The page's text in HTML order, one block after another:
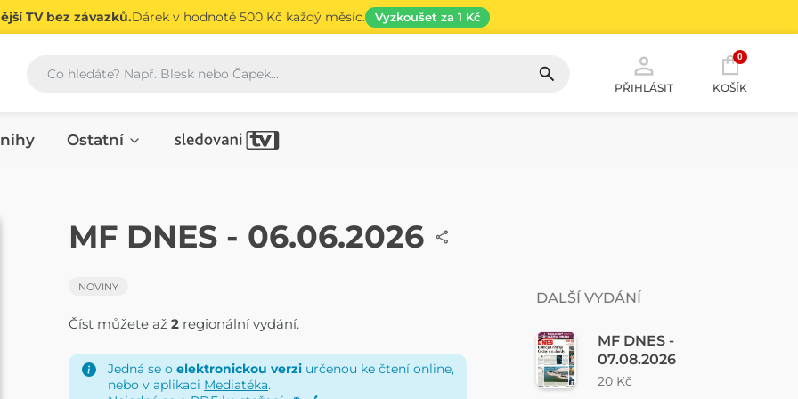
TV bez závazků.Dárek v hodnotě 500 Kč každý měsíc. Vyzkoušet za 1 Kč
Vyhledávání
PŘIHLÁSIT
0
KOŠÍK
Ostatní
NOVINY
MF DNES - 06.06.2026
NOVINY
Číst můžete až 2 regionální vydání.
Jedná se o elektronickou verzi určenou ke čtení online,
nebo v aplikaci Mediatéka.
DALŠÍ VYDÁNÍ
MF DNES -
07.08.2026
20 Kč